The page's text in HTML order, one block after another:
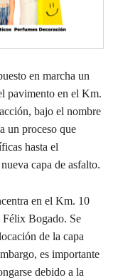
en marcha un
pavimento en el Km.
bajo el nombre
un proceso que
hasta el
capa de asfalto.
en el Km. 10
Félix Bogado. Se
de la capa
es importante
debido a la